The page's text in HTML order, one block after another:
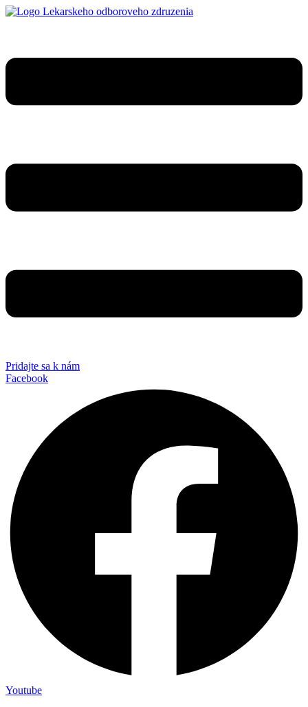
Pridajte sa k nám
Facebook
Youtube